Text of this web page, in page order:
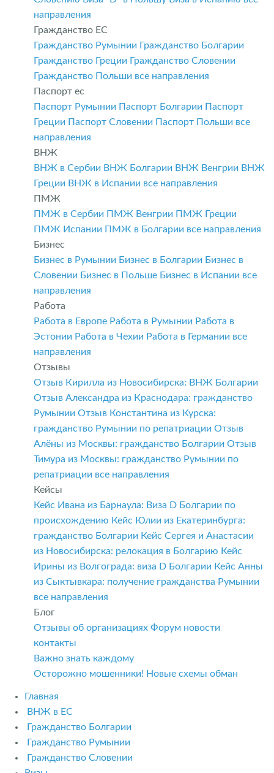
направления
Гражданство ЕС
Гражданство Румынии Гражданство Болгарии
Гражданство Греции Гражданство Словении
Гражданство Польши все направления
Паспорт ес
Паспорт Румынии Паспорт Болгарии Паспорт
Греции Паспорт Словении Паспорт Польши все
направления
ВНЖ
ВНЖ в Сербии ВНЖ Болгарии ВНЖ Венгрии ВНЖ
Греции ВНЖ в Испании все направления
ПМЖ
ПМЖ в Сербии ПМЖ Венгрии ПМЖ Греции
ПМЖ Испании ПМЖ в Болгарии все направления
Бизнес
Бизнес в Румынии Бизнес в Болгарии Бизнес в
Словении Бизнес в Польше Бизнес в Испании все
направления
Работа
Работа в Европе Работа в Румынии Работа в
Эстонии Работа в Чехии Работа в Германии все
направления
Отзывы
Отзыв Кирилла из Новосибирска: ВНЖ Болгарии
Отзыв Александра из Краснодара: гражданство
Румынии Отзыв Константина из Курска:
гражданство Румынии по репатриации Отзыв
Алёны из Москвы: гражданство Болгарии Отзыв
Тимура из Москвы: гражданство Румынии по
репатриации все направления
Кейсы
Кейс Ивана из Барнаула: Виза D Болгарии по
происхождению Кейс Юлии из Екатеринбурга:
гражданство Болгарии Кейс Сергея и Анастасии
из Новосибирска: релокация в Болгарию Кейс
Ирины из Волгограда: виза D Болгарии Кейс Анны
из Сыктывкара: получение гражданства Румынии
все направления
Блог
Отзывы об организациях Форум новости
контакты
Важно знать каждому
Осторожно мошенники! Новые схемы обман
Главная
ВНЖ в ЕС
Гражданство Болгарии
Гражданство Румынии
Гражданство Словении